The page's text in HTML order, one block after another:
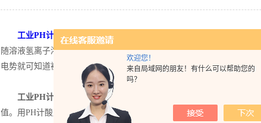
欢迎您！
来自局域网的朋友！有什么可以帮助您的
吗？
工业PH计 是能连续测量工业流程中水溶液的氢离子浓度的仪器
随溶液氢离子浓度的改变而变化，称为工作电极；另一个电极有固定
电势就可知道被测溶液的PH值。
工业PH计 又叫做工业酸度计，可用于工业生产加工，食品检测
值。用PH计酸度计进行电位测量，是测量pH精密的方法。它是由参比